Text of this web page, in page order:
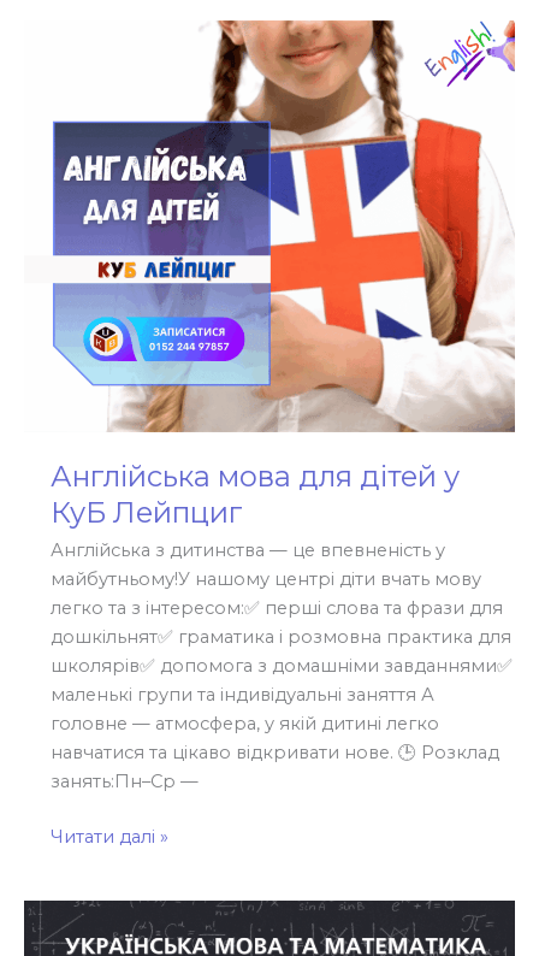
Англійська мова для дітей у
КуБ Лейпциг
Англійська з дитинства — це впевненість у
майбутньому!У нашому центрі діти вчать мову
легко та з інтересом:✅ перші слова та фрази для
дошкільнят✅ граматика і розмовна практика для
школярів✅ допомога з домашніми завданнями✅
маленькі групи та індивідуальні заняття А
головне — атмосфера, у якій дитині легко
навчатися та цікаво відкривати нове. 🕒 Розклад
занять:Пн–Ср —
дітей
КуБ
Лейпциг
Читати далі »
Українська
мова